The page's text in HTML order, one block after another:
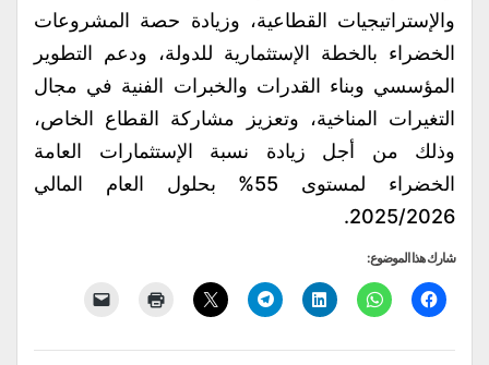
والإستراتيجيات القطاعية، وزيادة حصة المشروعات
الخضراء بالخطة الإستثمارية للدولة، ودعم التطوير
المؤسسي وبناء القدرات والخبرات الفنية في مجال
التغيرات المناخية، وتعزيز مشاركة القطاع الخاص،
وذلك من أجل زيادة نسبة الإستثمارات العامة
الخضراء لمستوى 55% بحلول العام المالي
2025/2026.
شارك هذا الموضوع: